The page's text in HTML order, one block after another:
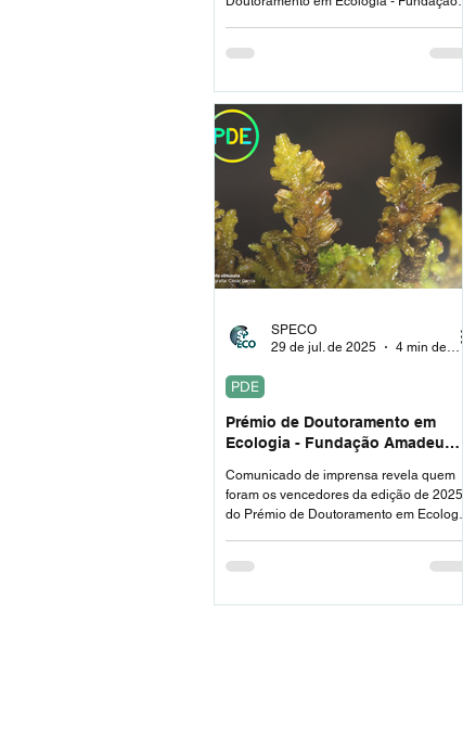
Prémio de Doutoramento em
Ecologia - Fundação Amadeu
Comunicado de imprensa revela quem
foram os vencedores da edição de 2025
do Prémio de Doutoramento em Ecologia
PDE
SPECO
29 de jul. de 2025
4 min de leitura